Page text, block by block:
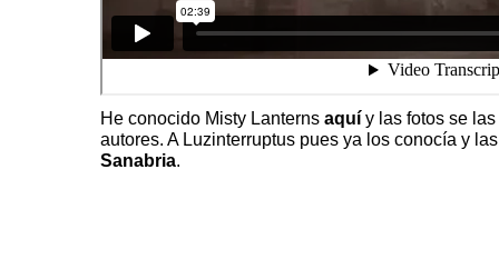
He conocido Misty Lanterns aquí y las fotos se
autores. A Luzinterruptus pues ya los conocía y
Sanabria.